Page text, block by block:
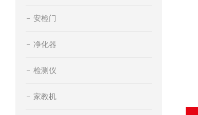
安检门
净化器
检测仪
家教机